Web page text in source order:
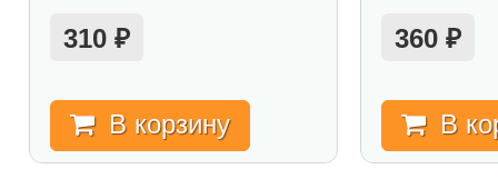
310 ₽
В корзину
360₽
В